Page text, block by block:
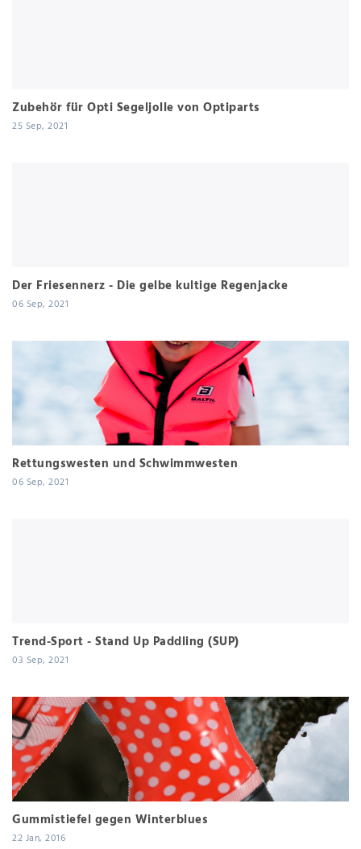
Zubehör für Opti Segeljolle von Optiparts
25 Sep, 2021
Der Friesennerz - Die gelbe kultige Regenjacke
06 Sep, 2021
Rettungswesten und Schwimmwesten
06 Sep, 2021
Trend-Sport - Stand Up Paddling (SUP)
03 Sep, 2021
Gummistiefel gegen Winterblues
22 Jan, 2016